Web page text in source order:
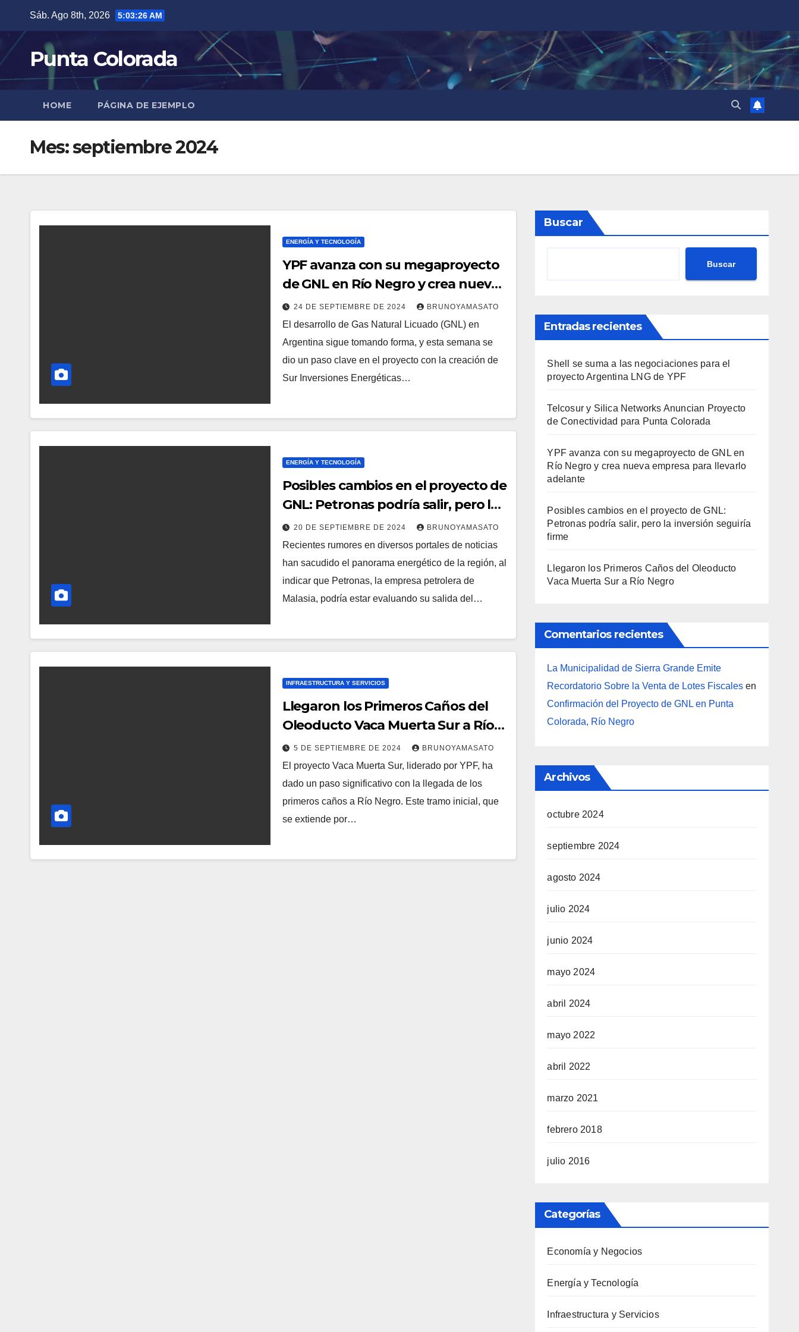
contenido
Sáb. Ago 8th, 2026 5:03:27 AM
Punta Colorada
HOME PÁGINA DE EJEMPLO
Mes:septiembre 2024
ENERGÍA Y TECNOLOGÍA
YPF avanza con su megaproyecto
de GNL en Río Negro y crea nueva
empresa para llevarlo adelante
24 DE SEPTIEMBRE DE 2024 BRUNOYAMASATO
El desarrollo de Gas Natural Licuado (GNL) en
Argentina sigue tomando forma, y esta semana se
dio un paso clave en el proyecto con la creación de
Sur Inversiones Energéticas…
ENERGÍA Y TECNOLOGÍA
Posibles cambios en el proyecto de
GNL: Petronas podría salir, pero la
inversión seguiría firme
20 DE SEPTIEMBRE DE 2024 BRUNOYAMASATO
Recientes rumores en diversos portales de noticias
han sacudido el panorama energético de la región, al
indicar que Petronas, la empresa petrolera de
Malasia, podría estar evaluando su salida del…
INFRAESTRUCTURA Y SERVICIOS
Llegaron los Primeros Caños del
Oleoducto Vaca Muerta Sur a Río
Negro
5 DE SEPTIEMBRE DE 2024 BRUNOYAMASATO
El proyecto Vaca Muerta Sur, liderado por YPF, ha
dado un paso significativo con la llegada de los
primeros caños a Río Negro. Este tramo inicial, que
se extiende por…
Buscar
Buscar
Entradas recientes
Shell se suma a las negociaciones para el
proyecto Argentina LNG de YPF
Telcosur y Silica Networks Anuncian Proyecto
de Conectividad para Punta Colorada
YPF avanza con su megaproyecto de GNL en
Río Negro y crea nueva empresa para llevarlo
adelante
Posibles cambios en el proyecto de GNL:
Petronas podría salir, pero la inversión seguiría
firme
Llegaron los Primeros Caños del Oleoducto
Vaca Muerta Sur a Río Negro
Comentarios recientes
La Municipalidad de Sierra Grande Emite
Recordatorio Sobre la Venta de Lotes Fiscales en
Confirmación del Proyecto de GNL en Punta
Colorada, Río Negro
Archivos
octubre 2024
septiembre 2024
agosto 2024
julio 2024
junio 2024
mayo 2024
abril 2024
mayo 2022
abril 2022
marzo 2021
febrero 2018
julio 2016
Categorías
Economía y Negocios
Energía y Tecnología
Infraestructura y Servicios